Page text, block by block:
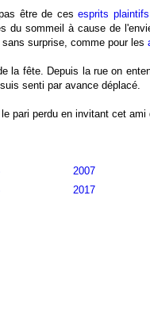
être de cesesprits plaintifs
du sommeil à cause de
surprise, comme pour les
la fête. Depuis la rue on
senti par avance déplacé.
pari perdu en invitant cet
2007
2017